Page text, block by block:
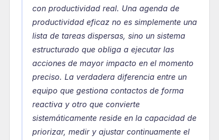
con productividad real. Una agenda de
productividad eficaz no es simplemente una
lista de tareas dispersas, sino un sistema
estructurado que obliga a ejecutar las
acciones de mayor impacto en el momento
preciso. La verdadera diferencia entre un
equipo que gestiona contactos de forma
reactiva y otro que convierte
sistemáticamente reside en la capacidad de
priorizar, medir y ajustar continuamente el